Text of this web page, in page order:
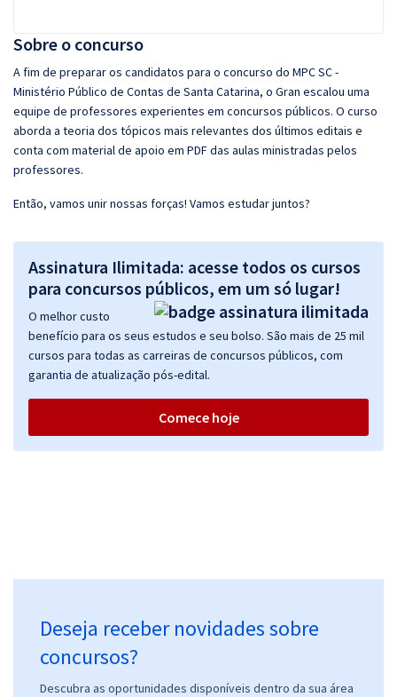
Sobre o concurso
A fim de preparar os candidatos para o concurso do MPC SC -
Ministério Público de Contas de Santa Catarina, o Gran escalou uma
equipe de professores experientes em concursos públicos. O curso
aborda a teoria dos tópicos mais relevantes dos últimos editais e
conta com material de apoio em PDF das aulas ministradas pelos
professores.
Então, vamos unir nossas forças! Vamos estudar juntos?
Assinatura Ilimitada: acesse todos os cursos
para concursos públicos, em um só lugar!
O melhor custo
benefício para os seus estudos e seu bolso. São mais de 25 mil
cursos para todas as carreiras de concursos públicos, com
garantia de atualização pós-edital.
Comece hoje
Deseja receber novidades sobre
concursos?
Descubra as oportunidades disponíveis dentro da sua área